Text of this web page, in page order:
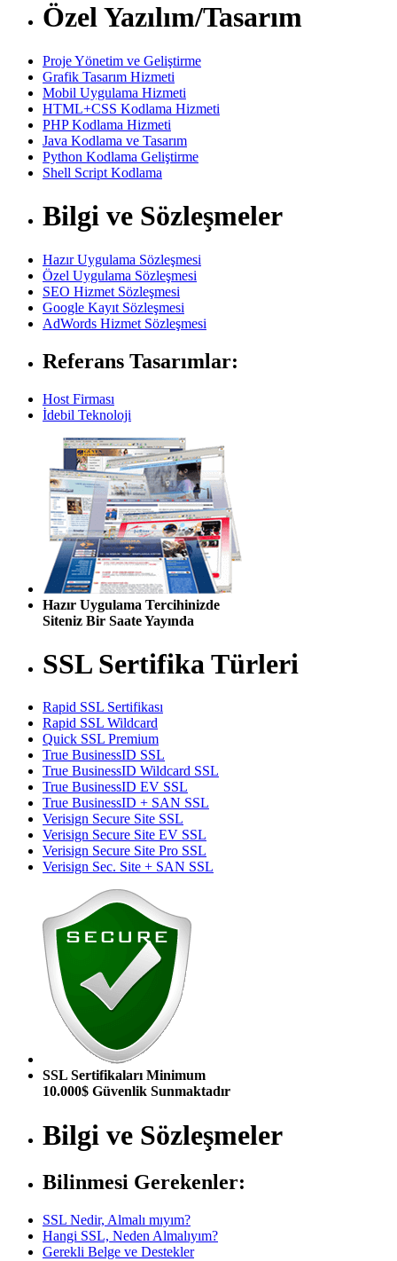
Özel Yazılım/Tasarım
Proje Yönetim ve Geliştirme
Grafik Tasarım Hizmeti
Mobil Uygulama Hizmeti
HTML+CSS Kodlama Hizmeti
PHP Kodlama Hizmeti
Java Kodlama ve Tasarım
Python Kodlama Geliştirme
Shell Script Kodlama
Bilgi ve Sözleşmeler
Hazır Uygulama Sözleşmesi
Özel Uygulama Sözleşmesi
SEO Hizmet Sözleşmesi
Google Kayıt Sözleşmesi
AdWords Hizmet Sözleşmesi
Referans Tasarımlar:
Host Firması
İdebil Teknoloji
Hazır Uygulama Tercihinizde
Siteniz Bir Saate Yayında
SSL Sertifika Türleri
Rapid SSL Sertifikası
Rapid SSL Wildcard
Quick SSL Premium
True BusinessID SSL
True BusinessID Wildcard SSL
True BusinessID EV SSL
True BusinessID + SAN SSL
Verisign Secure Site SSL
Verisign Secure Site EV SSL
Verisign Secure Site Pro SSL
Verisign Sec. Site + SAN SSL
SSL Sertifikaları Minimum
10.000$ Güvenlik Sunmaktadır
Bilgi ve Sözleşmeler
Bilinmesi Gerekenler:
SSL Nedir, Almalı mıyım?
Hangi SSL, Neden Almalıyım?
Gerekli Belge ve Destekler